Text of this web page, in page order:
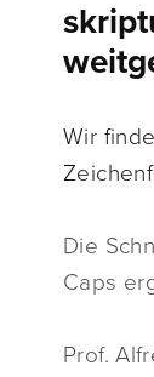
Wir
Die
Caps
Prof.